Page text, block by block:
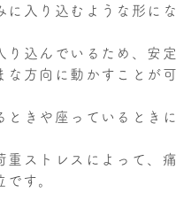
に入り込むような形にな
り込んでいるため、安定
な方向に動かすことが可
ときや座っているときに
重ストレスによって、痛
す。